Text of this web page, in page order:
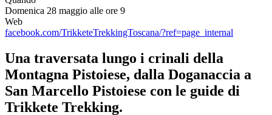
Domenica 28 maggio alle ore 9
Web
facebook.com/TrikketeTrekkingToscana/?ref=page_internal
Una traversata lungo i crinali della
Montagna Pistoiese, dalla Doganaccia a
San Marcello Pistoiese con le guide di
Trikkete Trekking.